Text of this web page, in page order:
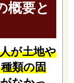
概要と
が土地や
類の固